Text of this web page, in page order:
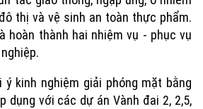
thị và vệ sinh an toàn thực phẩm.
hoàn thành hai nhiệm vụ - phục vụ
kinh nghiệm giải phóng mặt bằng
dụng với các dự án Vành đai 2, 2,5,